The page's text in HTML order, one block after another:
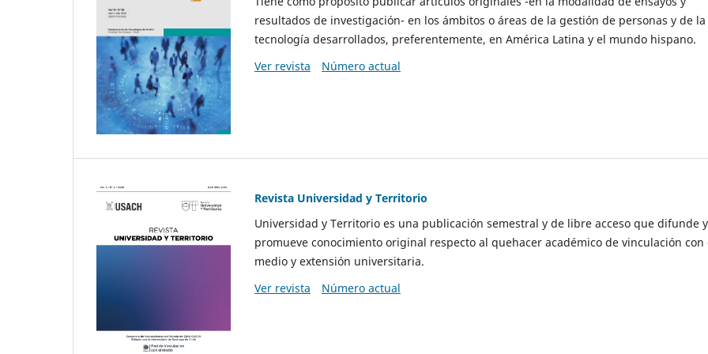
resultados de investigación- en los ámbitos o áreas de la gestión de personas y de la
tecnología desarrollados, preferentemente, en América Latina y el mundo hispano.
Ver revista
Número actual
Revista Universidad y Territorio
Universidad y Territorio es una publicación semestral y de libre acceso que difunde y
promueve conocimiento original respecto al quehacer académico de vinculación con
medio y extensión universitaria.
Ver revista
Número actual